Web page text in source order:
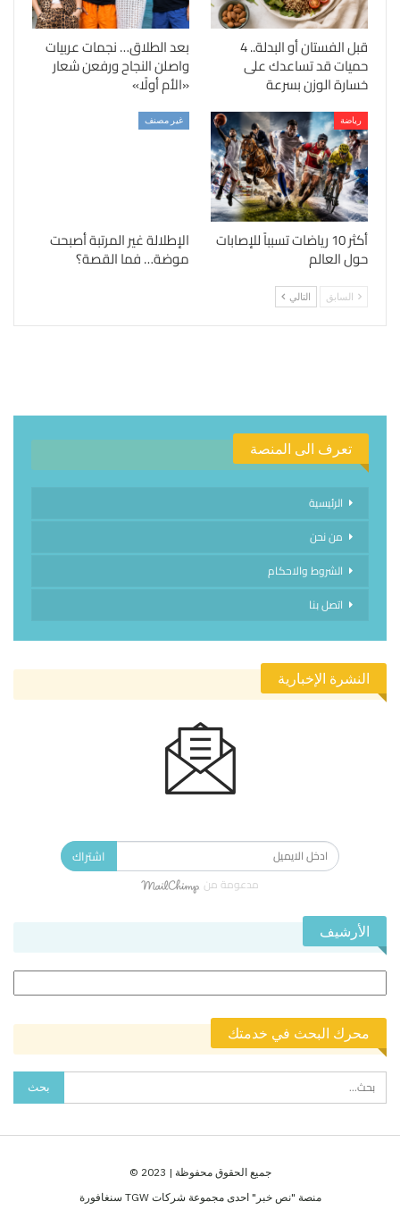
قبل الفستان أو البدلة.. 4
حميات قد تساعدك على
خسارة الوزن بسرعة
بعد الطلاق… نجمات عربيات
واصلن النجاح ورفعن شعار
«الأم أولًا»
رياضة
أكثر 10 رياضات تسبباً للإصابات
حول العالم
غير مصنف
الإطلالة غير المرتبة أصبحت
موضة… فما القصة؟
السابق التالي
تعرف الى المنصة
الرئيسية
من نحن
الشروط والاحكام
اتصل بنا
النشرة الإخبارية
اشتراك
مدعومة من
الأرشيف
محرك البحث في خدمتك
جميع الحقوق محفوظة | 2023 ©
منصة "نص خبر" احدى مجموعة شركات TGW سنغافورة